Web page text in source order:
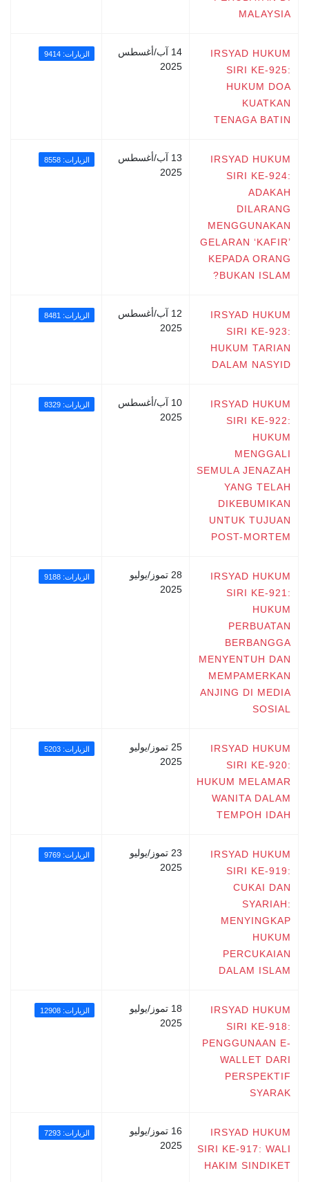
MALAYSIA
IRSYAD HUKUM
SIRI KE-925:
HUKUM DOA
KUATKAN
TENAGA BATIN
14 آب/أغسطس
2025
الزيارات: 9414
IRSYAD HUKUM
SIRI KE-924:
ADAKAH
DILARANG
MENGGUNAKAN
GELARAN ‘KAFIR’
KEPADA ORANG
BUKAN ISLAM?
13 آب/أغسطس
2025
الزيارات: 8558
IRSYAD HUKUM
SIRI KE-923:
HUKUM TARIAN
DALAM NASYID
12 آب/أغسطس
2025
الزيارات: 8481
IRSYAD HUKUM
SIRI KE-922:
HUKUM
MENGGALI
SEMULA JENAZAH
YANG TELAH
DIKEBUMIKAN
UNTUK TUJUAN
POST-MORTEM
10 آب/أغسطس
2025
الزيارات: 8329
IRSYAD HUKUM
SIRI KE-921:
HUKUM
PERBUATAN
BERBANGGA
MENYENTUH DAN
MEMPAMERKAN
ANJING DI MEDIA
SOSIAL
28 تموز/يوليو
2025
الزيارات: 9188
IRSYAD HUKUM
SIRI KE-920:
HUKUM MELAMAR
WANITA DALAM
TEMPOH IDAH
25 تموز/يوليو
2025
الزيارات: 5203
IRSYAD HUKUM
SIRI KE-919:
CUKAI DAN
SYARIAH:
MENYINGKAP
HUKUM
PERCUKAIAN
DALAM ISLAM
23 تموز/يوليو
2025
الزيارات: 9769
IRSYAD HUKUM
SIRI KE-918:
PENGGUNAAN E-
WALLET DARI
PERSPEKTIF
SYARAK
18 تموز/يوليو
2025
الزيارات: 12908
IRSYAD HUKUM
SIRI KE-917: WALI
HAKIM SINDIKET
16 تموز/يوليو
2025
الزيارات: 7293